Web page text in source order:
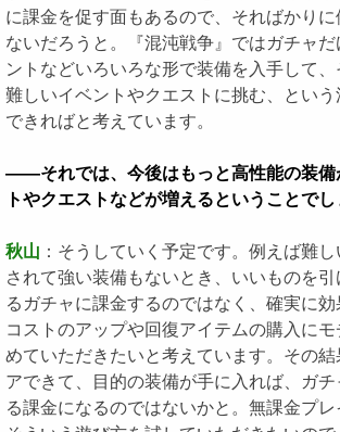
に課金を促す面もあるので、そればかりに
ないだろうと。『混沌戦争』ではガチャ
ントなどいろいろな形で装備を入手して、
難しいイベントやクエストに挑む、とい
できればと考えています。
――それでは、今後はもっと高性能の装備
トやクエストなどが増えるということでし
秋山 ：そうしていく予定です。例えば難
されて強い装備もないとき、いいものを
るガチャに課金するのではなく、確実に
コストのアップや回復アイテムの購入に
めていただきたいと考えています。その結
アできて、目的の装備が手に入れば、ガチ
る課金になるのではないかと。無課金プ